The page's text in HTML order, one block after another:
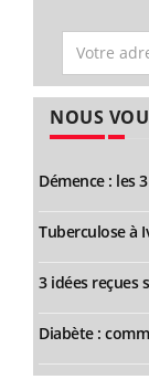
NOUS
Démence : les
Tuberculose à
3 idées reçues
Diabète :